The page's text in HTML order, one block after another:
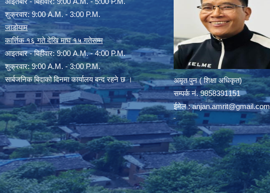
शुक्रवार: 9:00 A.M. - 3:00 P.M.
जाडोयाम
कार्त्तिक १६ गते देखि माघ १५ गतेसम्म
आइतबार - बिहीवार: 9:00 A.M. - 4:00 P.M.
शुक्रवार: 9:00 A.M. - 3:00 P.M.
सार्बजनिक बिदाको दिनमा कार्यालय बन्द रहने छ ।
अमृत पुन ( शिक्षा अधिकृत)
सम्पर्क न‌ं. 9858391151
ईमेल :anjan.amrit@gmail.com